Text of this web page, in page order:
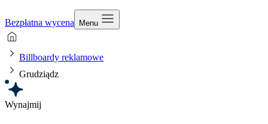
Bezpłatna wycena Menu
Billboardy reklamowe
Grudziądz
Wynajmij